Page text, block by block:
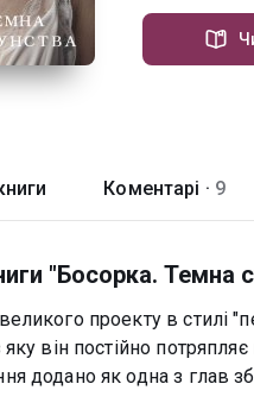
Коментарі · 9
"Босорка. Темна
проекту в стилі
яку він постійно
додано як одна з глав